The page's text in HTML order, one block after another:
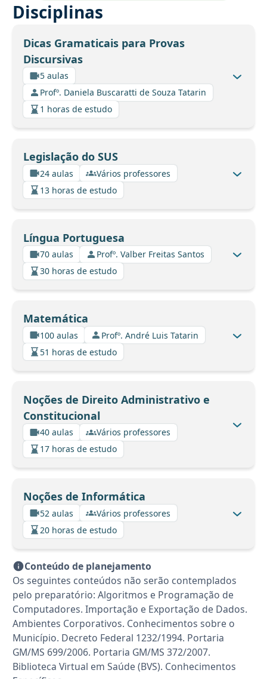
Disciplinas
Dicas Gramaticais para Provas
Discursivas
5 aulas
Profº. Daniela Buscaratti de Souza Tatarin
1 horas de estudo
Legislação do SUS
24 aulas
Vários professores
13 horas de estudo
Língua Portuguesa
70 aulas
Profº. Valber Freitas Santos
30 horas de estudo
Matemática
100 aulas
Profº. André Luis Tatarin
51 horas de estudo
Noções de Direito Administrativo e
Constitucional
40 aulas
Vários professores
17 horas de estudo
Noções de Informática
52 aulas
Vários professores
20 horas de estudo
Conteúdo de planejamento
Os seguintes conteúdos não serão contemplados
pelo preparatório: Algoritmos e Programação de
Computadores. Importação e Exportação de Dados.
Ambientes Corporativos. Conhecimentos sobre o
Município. Decreto Federal 1232/1994. Portaria
GM/MS 699/2006. Portaria GM/MS 372/2007.
Biblioteca Virtual em Saúde (BVS). Conhecimentos